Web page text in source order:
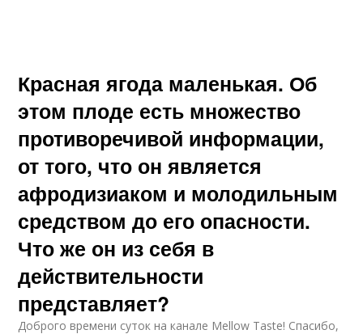
Красная ягода маленькая. Об
этом плоде есть множество
противоречивой информации,
от того, что он является
афродизиаком и молодильным
средством до его опасности.
Что же он из себя в
действительности
представляет?
Доброго времени суток на канале Mellow Taste! Спасибо,